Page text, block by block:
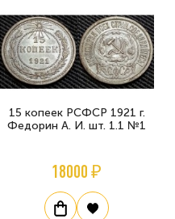
15 копеек РСФСР 1921 г.
Федорин А. И. шт. 1.1 №1
18000 ₽